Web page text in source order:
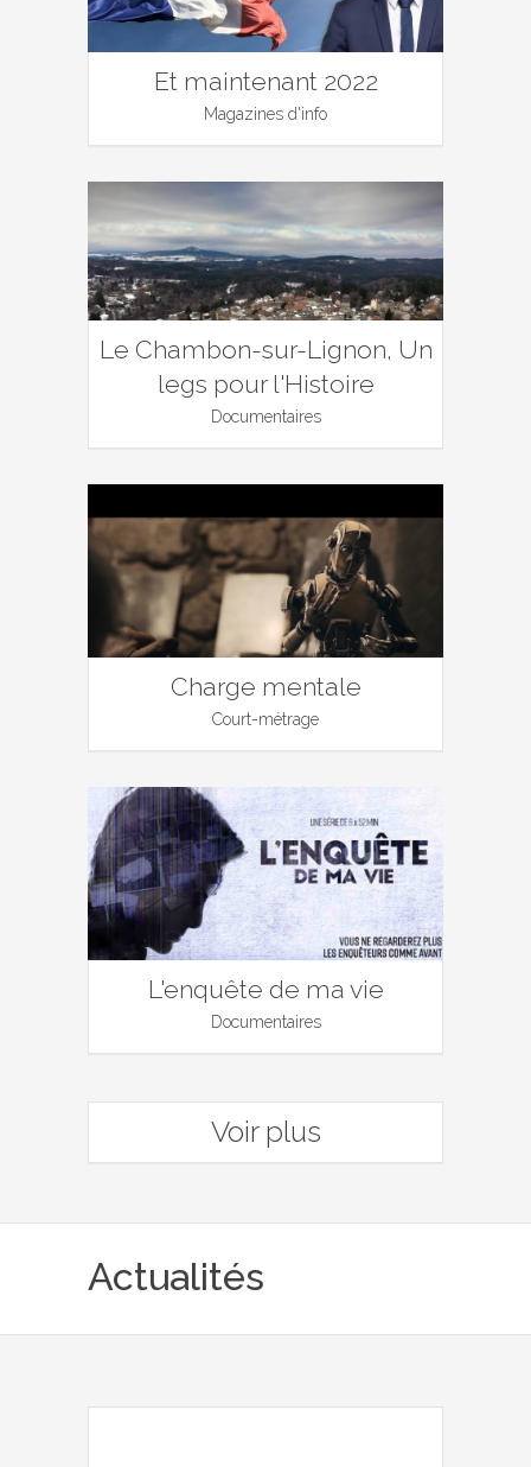
Et maintenant 2022
Magazines d'info
Le Chambon-sur-Lignon, Un
legs pour l'Histoire
Documentaires
Charge mentale
Court-métrage
L'enquête de ma vie
Documentaires
Voir plus
Actualités